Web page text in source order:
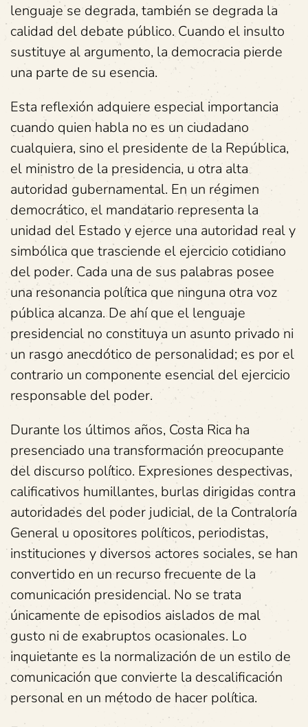
lenguaje se degrada, también se degrada la
calidad del debate público. Cuando el insulto
sustituye al argumento, la democracia pierde
una parte de su esencia.
Esta reflexión adquiere especial importancia
cuando quien habla no es un ciudadano
cualquiera, sino el presidente de la República,
el ministro de la presidencia, u otra alta
autoridad gubernamental. En un régimen
democrático, el mandatario representa la
unidad del Estado y ejerce una autoridad real y
simbólica que trasciende el ejercicio cotidiano
del poder. Cada una de sus palabras posee
una resonancia política que ninguna otra voz
pública alcanza. De ahí que el lenguaje
presidencial no constituya un asunto privado ni
un rasgo anecdótico de personalidad; es por el
contrario un componente esencial del ejercicio
responsable del poder.
Durante los últimos años, Costa Rica ha
presenciado una transformación preocupante
del discurso político. Expresiones despectivas,
calificativos humillantes, burlas dirigidas contra
autoridades del poder judicial, de la Contraloría
General u opositores políticos, periodistas,
instituciones y diversos actores sociales, se han
convertido en un recurso frecuente de la
comunicación presidencial. No se trata
únicamente de episodios aislados de mal
gusto ni de exabruptos ocasionales. Lo
inquietante es la normalización de un estilo de
comunicación que convierte la descalificación
personal en un método de hacer política.